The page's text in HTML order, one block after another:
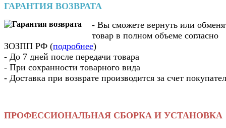
ГАРАНТИЯ ВОЗВРАТА
- Вы cможете вернуть или
товар в полном объеме согласно
ЗОЗПП РФ (подробнее)
- До 7 дней после передачи товара
- При сохранности товарного вида
- Доставка при возврате производится за счет
ПРОФЕССИОНАЛЬНАЯ СБОРКА И УСТАНОВКА